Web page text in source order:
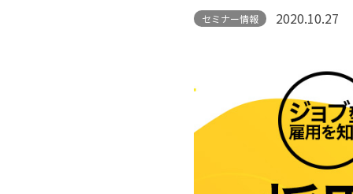
セミナー情報 2020.10.27